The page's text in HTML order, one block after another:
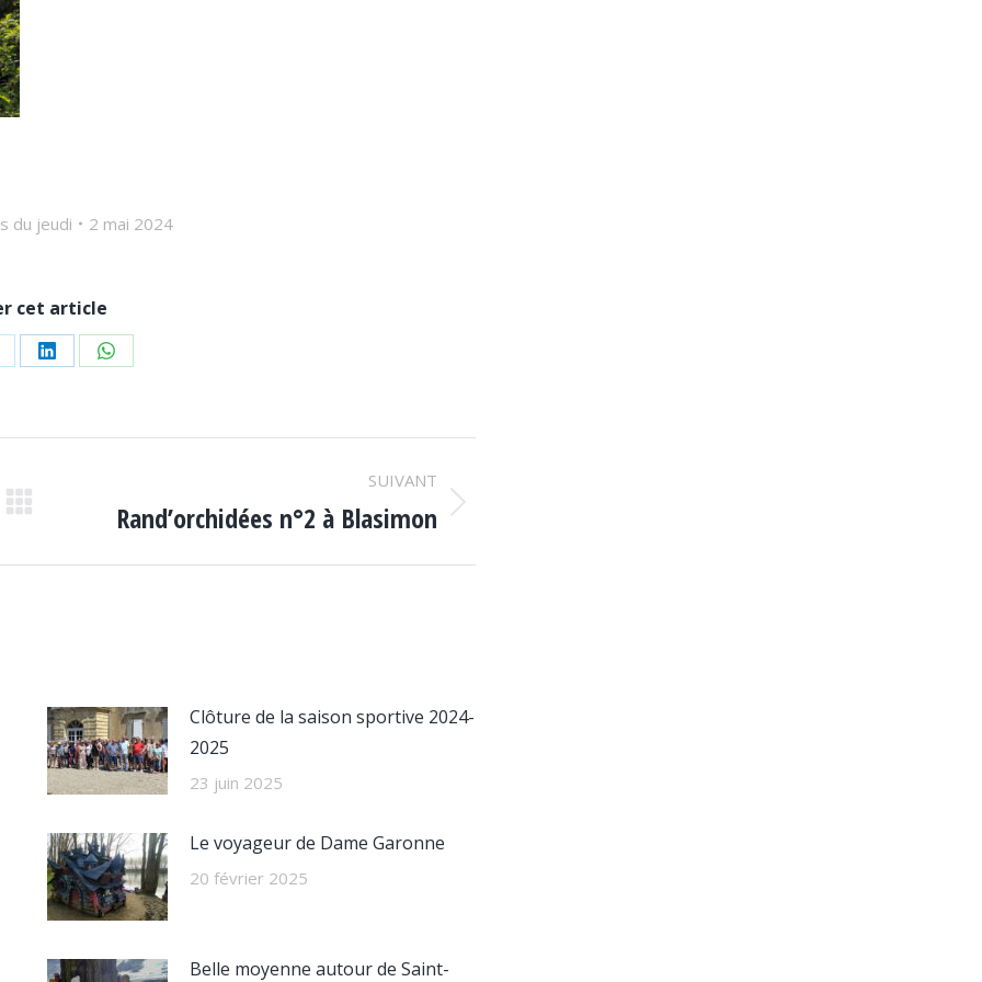
du jeudi 2 mai 2024
cet article
Partager
LinkedIn
Partager
WhatsApp
SUIVANT
ArticleRand’orchidées n°2 à Blasimon
Clôture de la saison sportive 2024-
2025
23 juin 2025
Le voyageur de Dame Garonne
20 février 2025
Belle moyenne autour de Saint-